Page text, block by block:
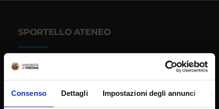
Consenso Dettagli Impostazioni degli annunci
SPORTELLO ATENEO
Amministrazione trasparente